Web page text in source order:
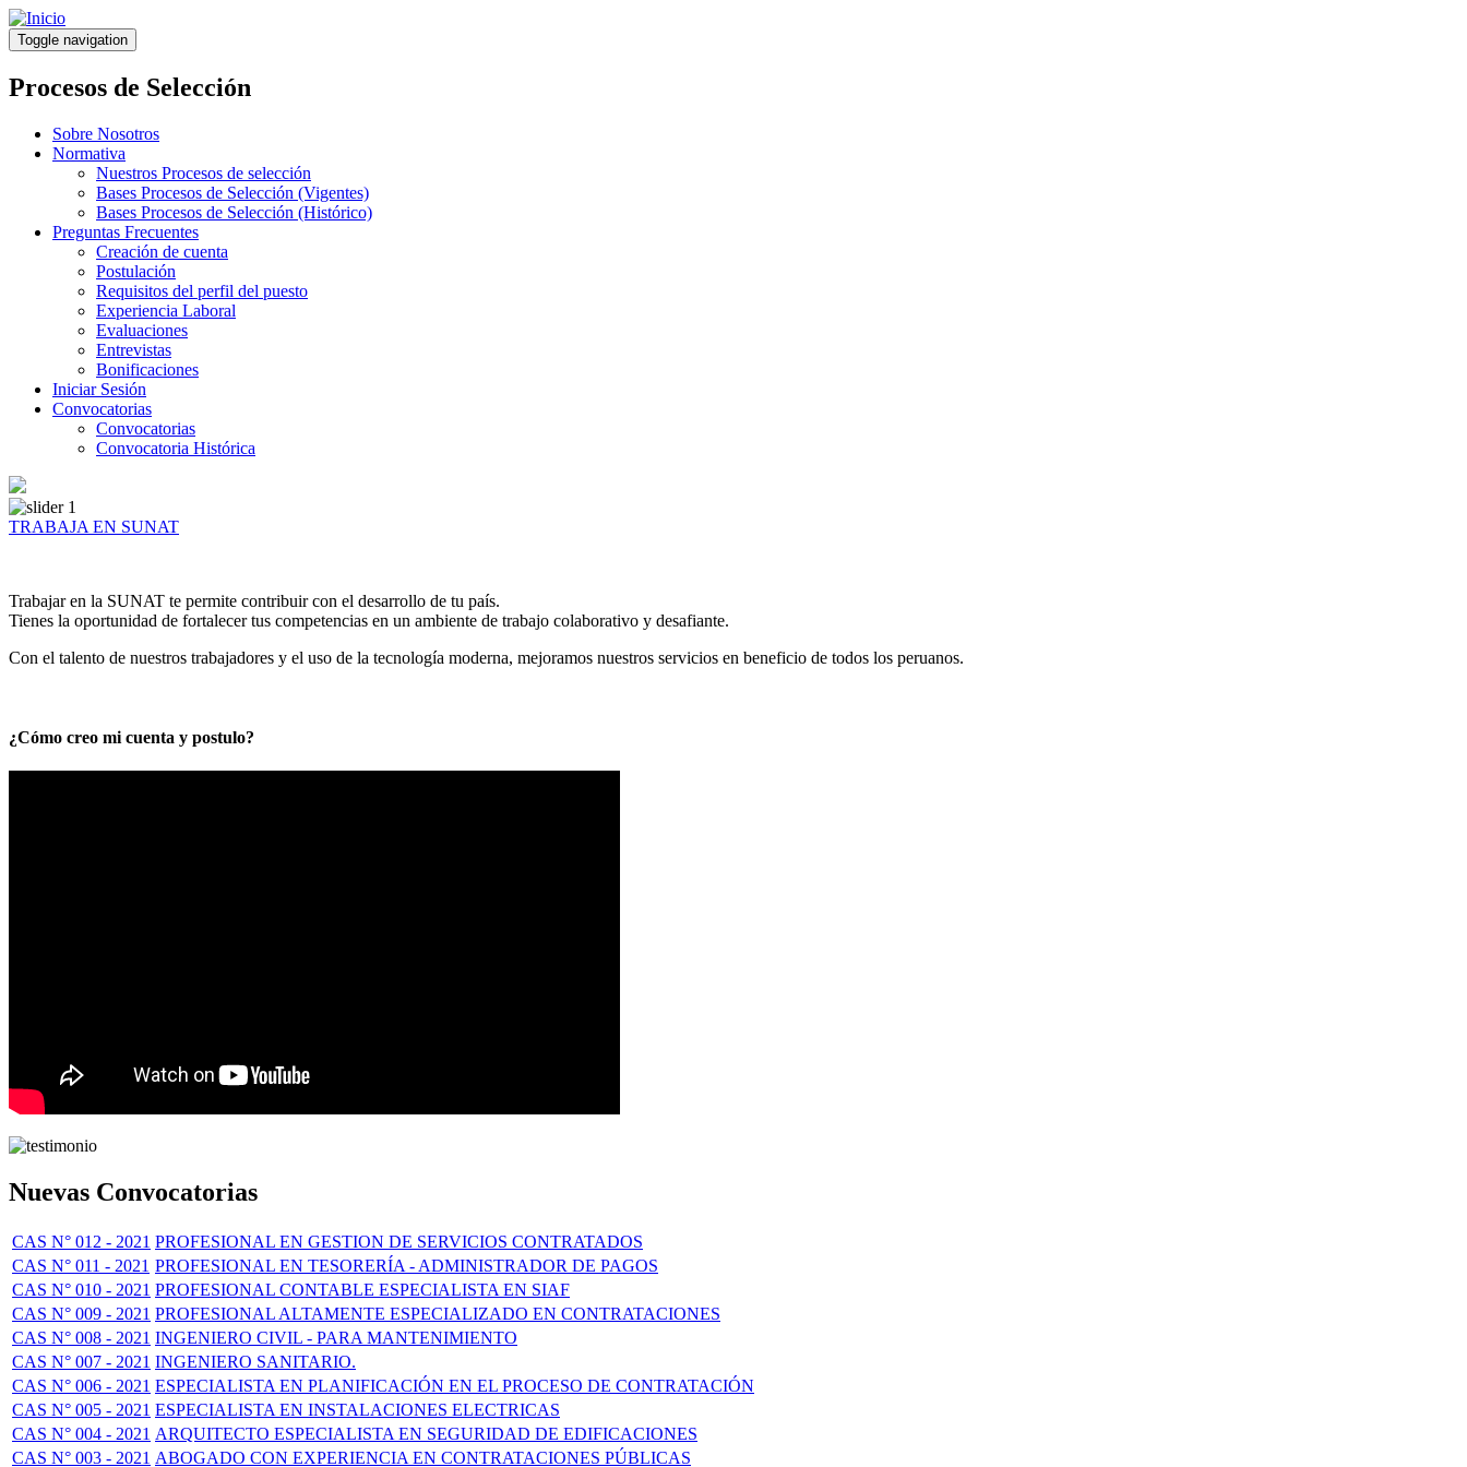
Pasar
al
contenido
principal
Toggle navigation
Procesos de Selección
Sobre Nosotros
Normativa
Nuestros Procesos de selección
Bases Procesos de Selección (Vigentes)
Bases Procesos de Selección (Histórico)
Preguntas Frecuentes
Creación de cuenta
Postulación
Requisitos del perfil del puesto
Experiencia Laboral
Evaluaciones
Entrevistas
Bonificaciones
Iniciar Sesión
Convocatorias
Convocatorias
Convocatoria Histórica
TRABAJA EN SUNAT
Trabajar en la SUNAT te permite contribuir con el desarrollo de tu país.
Tienes la oportunidad de fortalecer tus competencias en un ambiente de trabajo colaborativo y desafiante.
Con el talento de nuestros trabajadores y el uso de la tecnología moderna, mejoramos nuestros servicios en beneficio de todos los peruanos.
¿Cómo creo mi cuenta y postulo?
Nuevas Convocatorias
CAS N° 012 - 2021 PROFESIONAL EN GESTION DE SERVICIOS CONTRATADOS
CAS N° 011 - 2021 PROFESIONAL EN TESORERÍA - ADMINISTRADOR DE PAGOS
CAS N° 010 - 2021 PROFESIONAL CONTABLE ESPECIALISTA EN SIAF
CAS N° 009 - 2021 PROFESIONAL ALTAMENTE ESPECIALIZADO EN CONTRATACIONES
CAS N° 008 - 2021 INGENIERO CIVIL - PARA MANTENIMIENTO
CAS N° 007 - 2021 INGENIERO SANITARIO.
CAS N° 006 - 2021 ESPECIALISTA EN PLANIFICACIÓN EN EL PROCESO DE CONTRATACIÓN
CAS N° 005 - 2021 ESPECIALISTA EN INSTALACIONES ELECTRICAS
CAS N° 004 - 2021 ARQUITECTO ESPECIALISTA EN SEGURIDAD DE EDIFICACIONES
CAS N° 003 - 2021 ABOGADO CON EXPERIENCIA EN CONTRATACIONES PÚBLICAS